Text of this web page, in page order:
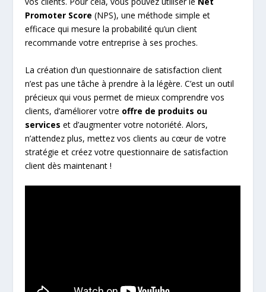
Promoter Score (NPS), une méthode simple et
efficace qui mesure la probabilité qu’un client
recommande votre entreprise à ses proches.
La création d’un questionnaire de satisfaction client
n’est pas une tâche à prendre à la légère. C’est un outil
précieux qui vous permet de mieux comprendre vos
clients, d’améliorer votre offre de produits ou
services et d’augmenter votre notoriété. Alors,
n’attendez plus, mettez vos clients au cœur de votre
stratégie et créez votre questionnaire de satisfaction
client dès maintenant !